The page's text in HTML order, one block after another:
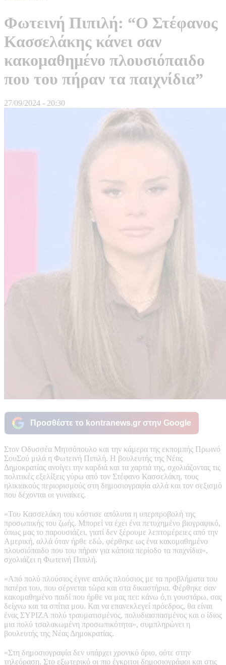
Φωτεινή Πιπιλή: “Ο Στέφανος
Κασσελάκης κάνει σαν
κακομαθημένο πλουσιόπαιδο
που του πήραν τα παιχνίδια”
27/09/2024 - 20:30
Προσθέστε το kontranews.gr στην Google
Στον Οδυσσέα Μητσόπουλο και την κάμερα της εκπομπής Πρωινό
ΣουΣού μιλά η Φωτεινή Πιπιλή. Η βουλευτής της Νέας
Δημοκρατίας ανοίγει την καρδιά και τα χαρτιά της, σχολιάζοντας τις
πολιτικές εξελίξεις γύρω από τον Στέφανο Κασσελάκη, τους
ηλικιακούς περιορισμούς στη δημοσιογραφία αλλά και τον σεξισμό
που δέχονται οι γυναίκες.
«Του Κασσελάκη του κόστισε απόλυτα η υπερπροβολή της
προσωπικής του ζωής. Μπορεί να έχει ένα πετυχημένο βιογραφικό,
όπως μας το παρουσιάζει, γιατί δεν ξέρουμε λεπτομέρειες από την
Αμερική, αλλά όταν ήρθε εδώ, φέρθηκε ως ένα κακομαθημένο
πλουσιόπαιδο που του πήραν για κάποια περίοδο τα παιχνίδια»,
σχολιάζει η Φωτεινή Πιπιλή.
«Από πολύ πλούσιος έγινε απλός πλούσιος με τα προβλήματα του
πατέρα του, που σέρνεται τώρα και στα δικαστήρια. Φέρθηκε σαν
κακομαθημένο παιδί που ήρθε να μας πει: κάνω ό,τι γουστάρω, σας
δείχνω και τα σπίτια μου. Και να επανεκλεγεί πρόεδρος, θα είναι
ένας ΣΥΡΙΖΑ πολύ τραυματισμένος, πολυδιασπασμένος και ο ίδιος
μια πολύ τσαλακωμένη προσωπικότητα», συμπληρώνει η
βουλευτής της Νέας Δημοκρατίας.
«Στη δημοσιογραφία δεν υπάρχει χρονικό όριο, ούτε στην
τηλεόραση. Στο εξωτερικό οι πιο έγκριτοι δημοσιογράφοι και στις